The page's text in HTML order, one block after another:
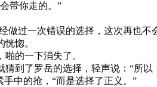
带你走的。”
过一次错误的选择，这次再也不
惚。
的一下消失了。
了罗岳的选择，轻声说：“所以
中的抢，“而是选择了正义。”